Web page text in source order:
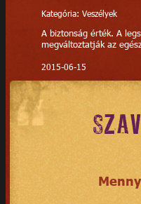
Kategória: Veszélyek
A biztonság érték. A
megváltoztatják az
2015-06-15